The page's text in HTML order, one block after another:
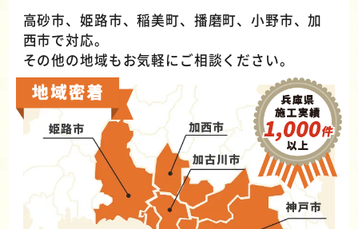
高砂市、姫路市、稲美町、播磨町、小野市、加
西市で対応。
その他の地域もお気軽にご相談ください。